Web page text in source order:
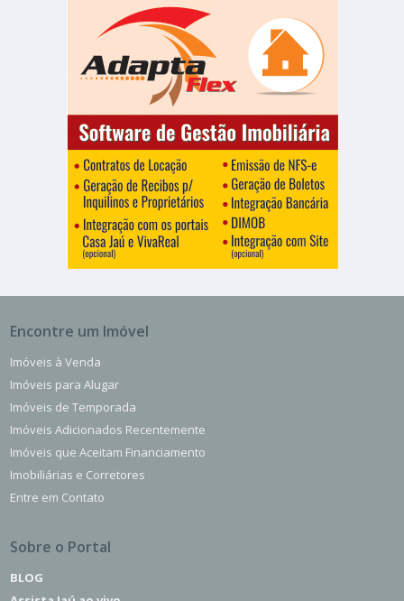
Encontre um Imóvel
Imóveis à Venda
Imóveis para Alugar
Imóveis de Temporada
Imóveis Adicionados Recentemente
Imóveis que Aceitam Financiamento
Imobiliárias e Corretores
Entre em Contato
Sobre o Portal
BLOG